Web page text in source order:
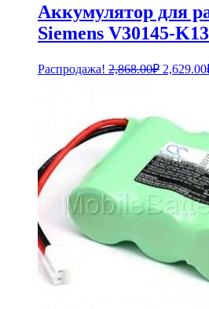
Аккумулятор для
Siemens V30145-
Распродажа! 2,868.00₽ 2,629.00